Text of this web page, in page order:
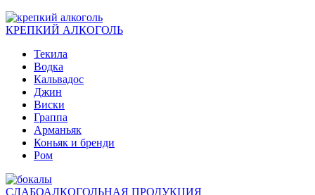
КРЕПКИЙ АЛКОГОЛЬ
Текила
Водка
Кальвадос
Джин
Виски
Граппа
Арманьяк
Коньяк и бренди
Ром
СЛАБОАЛКОГОЛЬНАЯ ПРОДУКЦИЯ